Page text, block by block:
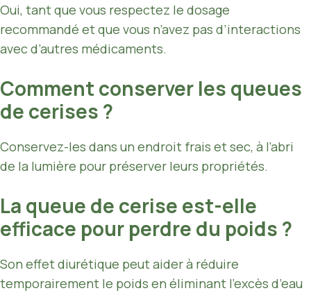
Oui, tant que vous respectez le dosage
recommandé et que vous n’avez pas d’interactions
avec d’autres médicaments.
Comment conserver les queues
de cerises ?
Conservez-les dans un endroit frais et sec, à l’abri
de la lumière pour préserver leurs propriétés.
La queue de cerise est-elle
efficace pour perdre du poids ?
Son effet diurétique peut aider à réduire
temporairement le poids en éliminant l’excès d’eau